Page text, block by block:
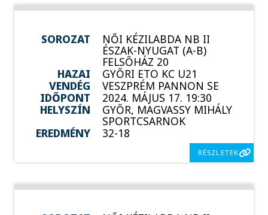
SOROZAT NŐI KÉZILABDA NB II
ÉSZAK-NYUGAT (A-B)
FELSŐHÁZ 20
HAZAI
GYŐRI ETO KC U21
VENDÉG
VESZPRÉM PANNON SE
IDŐPONT
2024. MÁJUS 17. 19:30
HELYSZÍN
GYŐR, MAGVASSY MIHÁLY
SPORTCSARNOK
EREDMÉNY
32-18
RÉSZLETEK